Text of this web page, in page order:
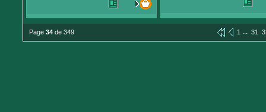
Page 34 de 349 1 ... 31